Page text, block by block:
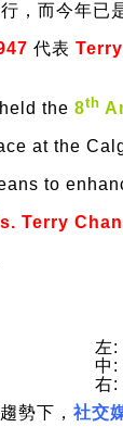
，而今年已
代表
held the 8th
at the
to
Terry Chan
左
中
右
勢下， 社交